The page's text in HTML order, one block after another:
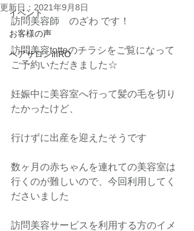
イベント
お客様の声
ヘアサロンiIIRO
更新日： 2021年9月8日
訪問美容師　のざわ です！
訪問美容totteのチラシをご覧になって
ご予約いただきました☆
妊娠中に美容室へ行って髪の毛を切り
たかったけど、
行けずに出産を迎えたそうです
数ヶ月の赤ちゃんを連れての美容室は
行くのが難しいので、今回利用してく
ださいました
訪問美容サービスを利用する方のイメ